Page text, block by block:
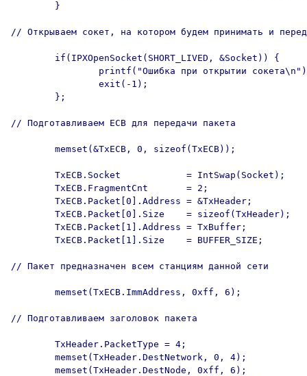
        }
// Открываем сокет, на котором будем принимать и
        if(IPXOpenSocket(SHORT_LIVED, &Socket)) {
printf("Ошибка при открытии
                exit(-1);
        };
// Подготавливаем ECB для передачи пакета
        memset(&TxECB, 0, sizeof(TxECB));
        TxECB.Socket            = IntSwap(Socket);
        TxECB.FragmentCnt       = 2;
        TxECB.Packet[0].Address = &TxHeader;
        TxECB.Packet[0].Size    = sizeof(TxHeader);
        TxECB.Packet[1].Address = TxBuffer;
        TxECB.Packet[1].Size    = BUFFER_SIZE;
// Пакет предназначен всем станциям данной сети
        memset(TxECB.ImmAddress, 0xff, 6);
// Подготавливаем заголовок пакета
        TxHeader.PacketType = 4;
        memset(TxHeader.DestNetwork, 0, 4);
        memset(TxHeader.DestNode, 0xff, 6);